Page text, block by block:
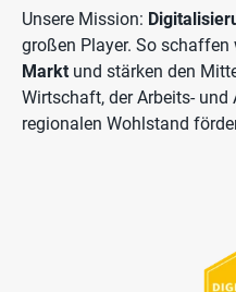
Unsere Mission:
großen Player. So schaffen
Markt und stärken den
Wirtschaft, der Arbeits-
regionalen Wohlstand